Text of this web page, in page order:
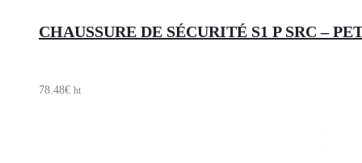
CHAUSSURE DE SÉCURITÉ S1 P SRC –
78.48€ ht